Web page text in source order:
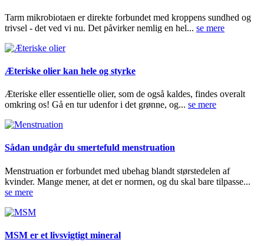
Tarm mikrobiotaen er direkte forbundet med kroppens sundhed og
trivsel - det ved vi nu. Det påvirker nemlig en hel... se mere
Æteriske olier kan hele og styrke
Æteriske eller essentielle olier, som de også kaldes, findes overalt
omkring os! Gå en tur udenfor i det grønne, og... se mere
Sådan undgår du smertefuld menstruation
Menstruation er forbundet med ubehag blandt størstedelen af
kvinder. Mange mener, at det er normen, og du skal bare tilpasse...
se mere
MSM er et livsvigtigt mineral